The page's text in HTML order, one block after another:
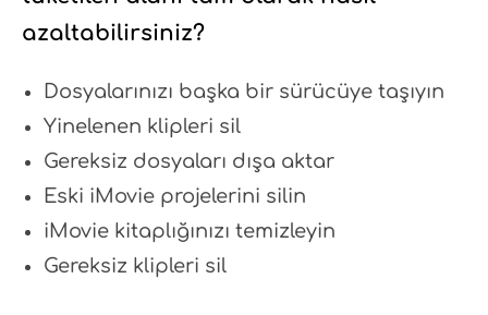
azaltabilirsiniz?
Dosyalarınızı başka bir sürücüye taşıyın
Yinelenen klipleri sil
Gereksiz dosyaları dışa aktar
Eski iMovie projelerini silin
iMovie kitaplığınızı temizleyin
Gereksiz klipleri sil